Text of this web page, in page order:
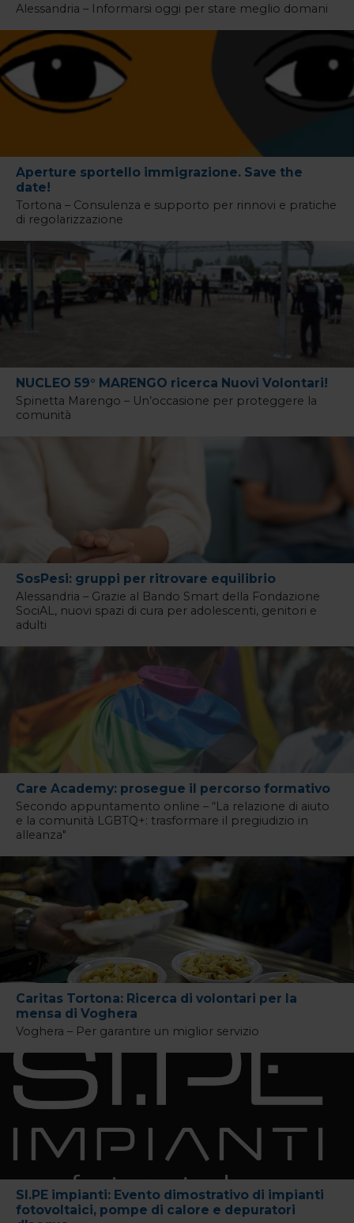
Alessandria – Informarsi oggi per stare meglio domani
Aperture sportello immigrazione. Save the
date!
Tortona – Consulenza e supporto per rinnovi e pratiche
di regolarizzazione
NUCLEO 59° MARENGO ricerca Nuovi Volontari!
Spinetta Marengo – Un’occasione per proteggere la
comunità
SosPesi: gruppi per ritrovare equilibrio
Alessandria – Grazie al Bando Smart della Fondazione
SociAL, nuovi spazi di cura per adolescenti, genitori e
adulti
Care Academy: prosegue il percorso formativo
Secondo appuntamento online – “La relazione di aiuto
e la comunità LGBTQ+: trasformare il pregiudizio in
alleanza"
Caritas Tortona: Ricerca di volontari per la
mensa di Voghera
Voghera – Per garantire un miglior servizio
SI.PE impianti: Evento dimostrativo di impianti
fotovoltaici, pompe di calore e depuratori